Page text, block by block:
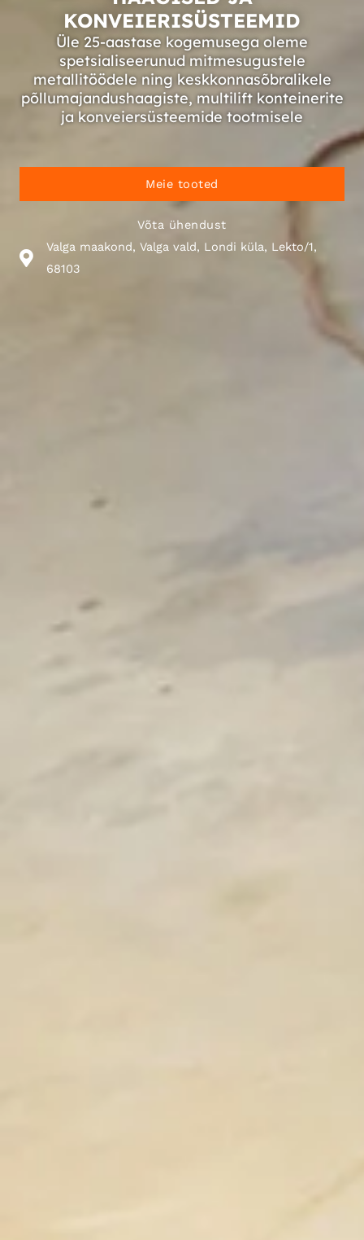
KONVEIERISÜSTEEMID
Üle 25-aastase kogemusega oleme
spetsialiseerunud mitmesugustele
metallitöödele ning keskkonnasõbralikele
põllumajandushaagiste, multilift konteinerite
ja konveiersüsteemide tootmisele
Meie tooted
Võta ühendust
Valga maakond, Valga vald, Londi küla, Lekto/1,
68103